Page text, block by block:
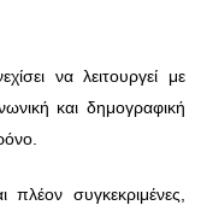
να λειτουργεί με
και δημογραφική
συγκεκριμένες,